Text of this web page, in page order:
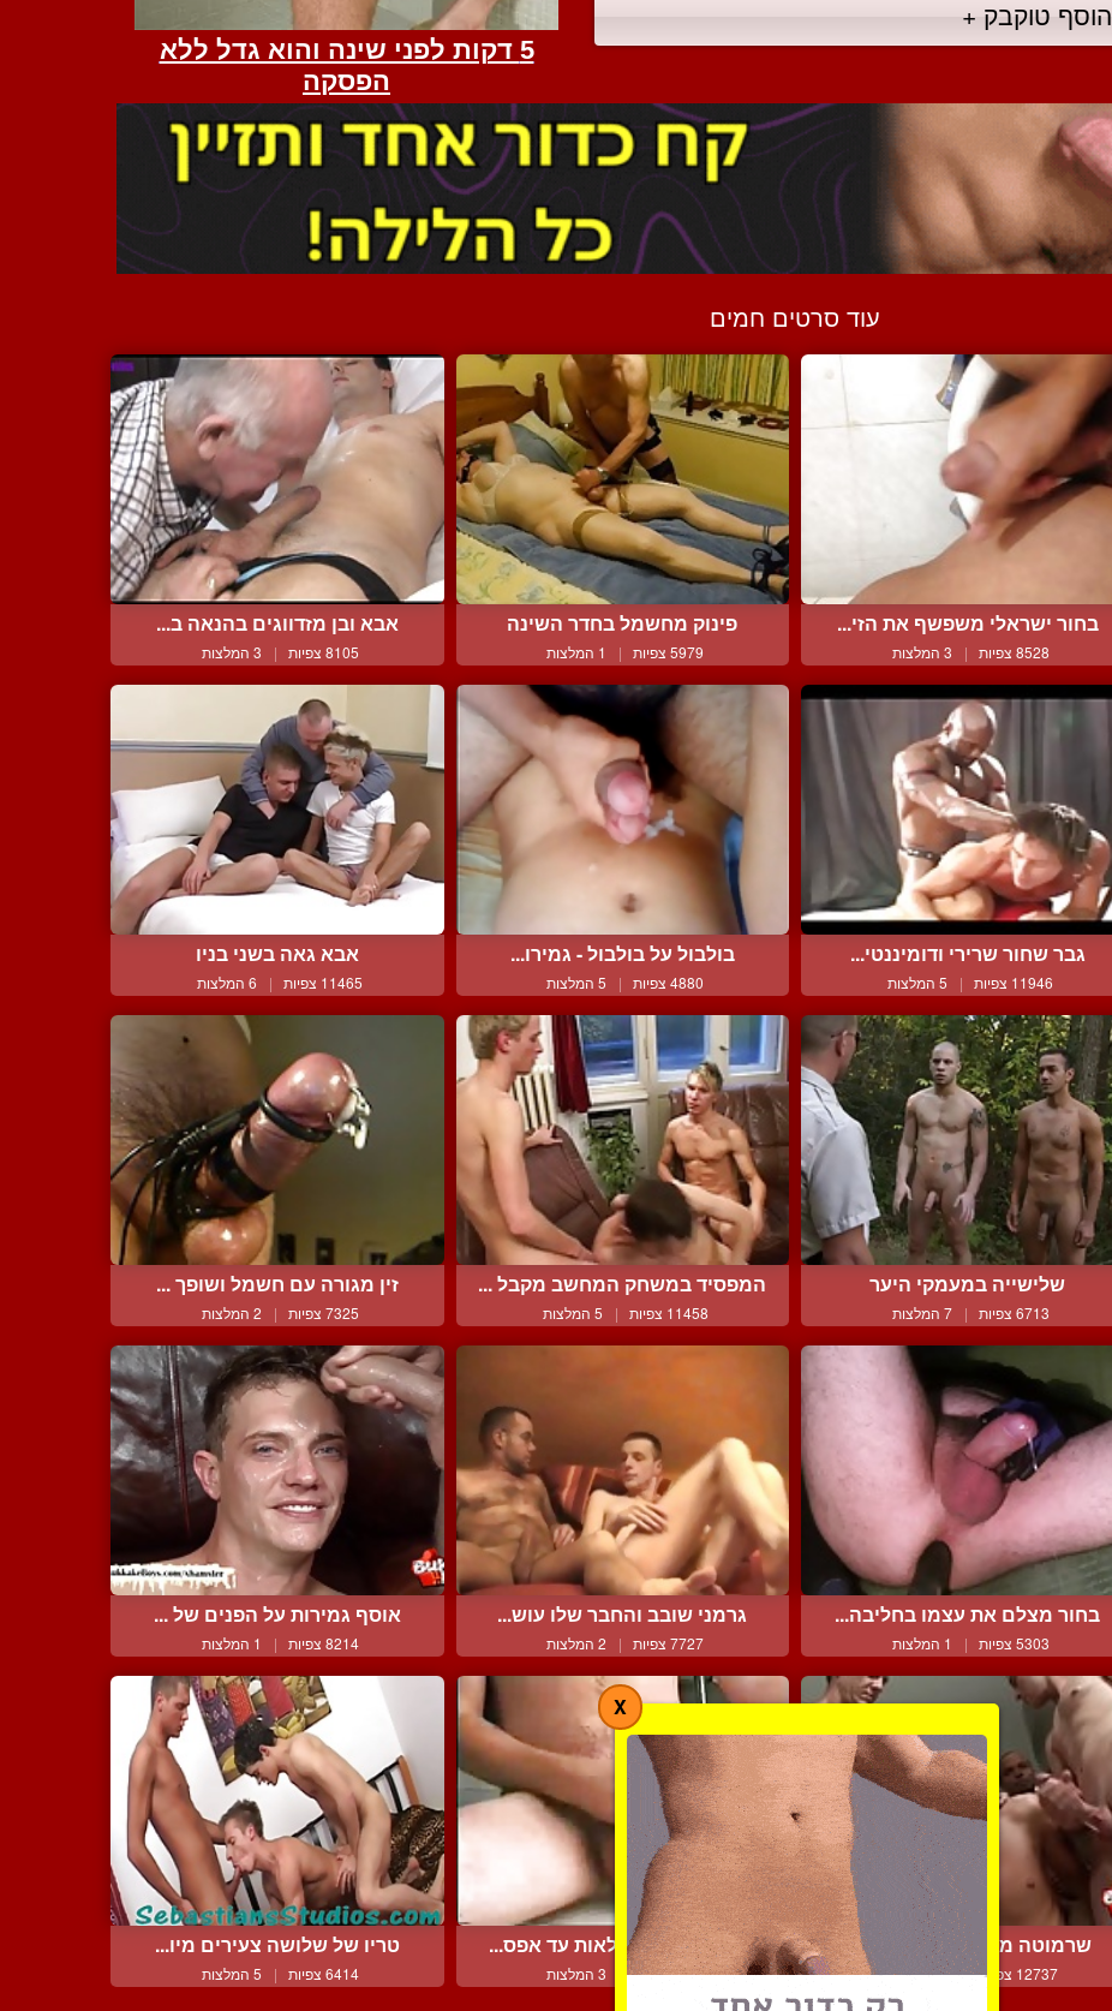
הוסף טוקבק +
עוד סרטים חמים
בחור ישראלי משפשף את הזי...
8528 צפיות | 3 המלצות
פינוק מחשמל בחדר השינה
5979 צפיות | 1 המלצות
אבא ובן מזדווגים בהנאה ב...
8105 צפיות | 3 המלצות
גבר שחור שרירי ודומיננטי...
11946 צפיות | 5 המלצות
בולבול על בולבול - גמירו...
4880 צפיות | 5 המלצות
אבא גאה בשני בניו
11465 צפיות | 6 המלצות
שלישייה במעמקי היער
6713 צפיות | 7 המלצות
המפסיד במשחק המחשב מקבל ...
11458 צפיות | 5 המלצות
זין מגורה עם חשמל ושופך ...
7325 צפיות | 2 המלצות
בחור מצלם את עצמו בחליבה...
5303 צפיות | 1 המלצות
גרמני שובב והחבר שלו עוש...
7727 צפיות | 2 המלצות
אוסף גמירות על הפנים של ...
8214 צפיות | 1 המלצות
שרמוטה ממין זכר חולה בול...
12737 צפיות | 19 המלצות
הביצים האלה מלאות עד אפס...
4792 צפיות | 3 המלצות
טריו של שלושה צעירים מיו...
6414 צפיות | 5 המלצות
X